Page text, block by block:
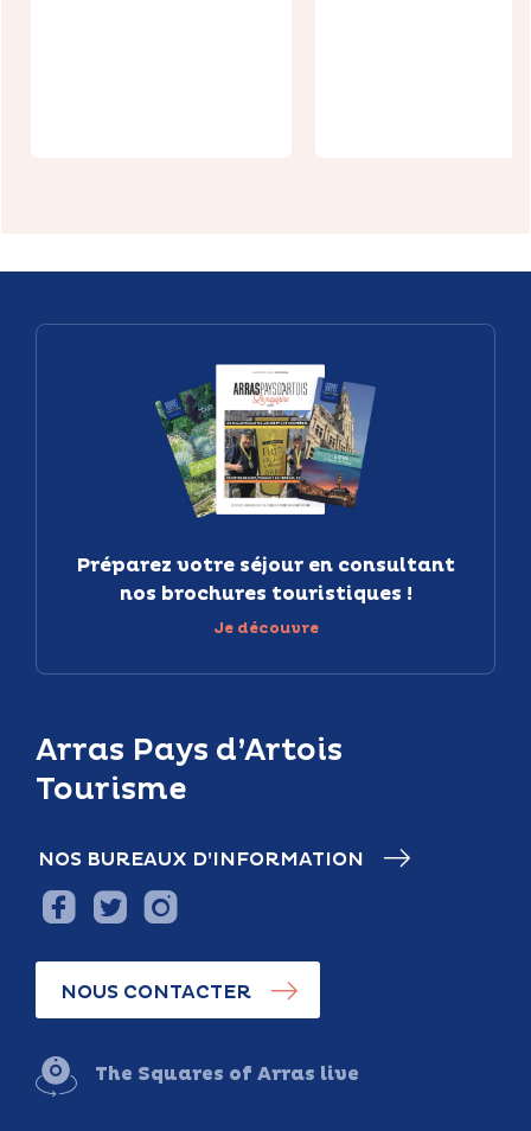
Arras Pays d’Artois
Tourisme
NOS BUREAUX D’INFORMATION
NOUS CONTACTER
The Squares of Arras live
Préparez votre séjour en consultant
nos brochures touristiques !
Je découvre